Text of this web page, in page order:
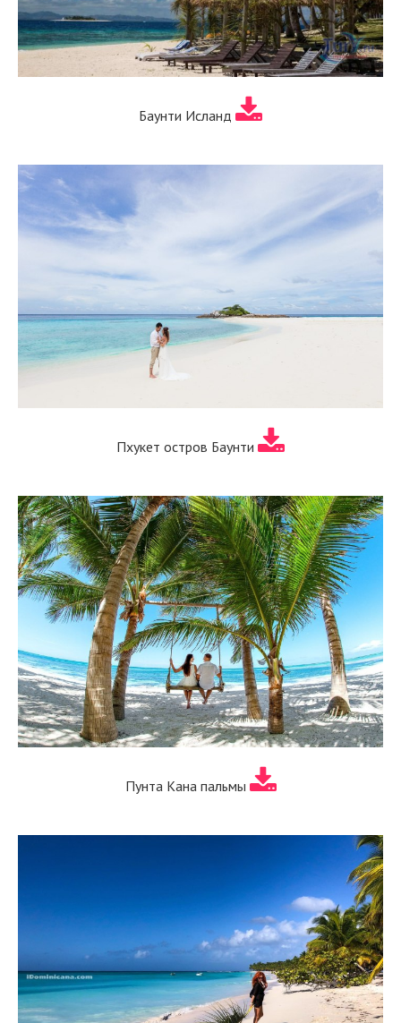
Баунти Исланд
Пхукет остров Баунти
Пунта Кана пальмы